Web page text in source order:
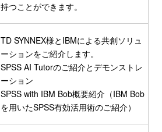
持つことができます。
TD SYNNEX様とIBMによる共創ソリュ
ーションをご紹介します。
SPSS AI Tutorのご紹介とデモンストレ
ーション
SPSS with IBM Bob概要紹介（IBM Bob
を用いたSPSS有効活用術のご紹介）